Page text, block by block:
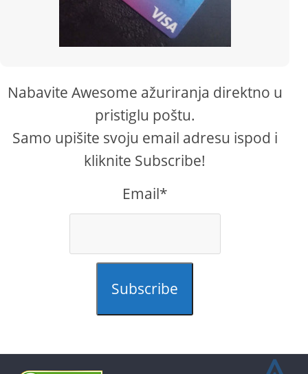
Nabavite Awesome ažuriranja direktno u
pristiglu poštu.
Samo upišite svoju email adresu ispod i
kliknite Subscribe!
Email*
Subscribe